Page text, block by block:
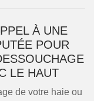
À UNE
POUR
LE HAUT
de votre haie ou